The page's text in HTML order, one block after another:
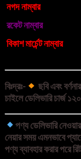
নগদ নাম্বার
রকেট নাম্বার
বিকাশ মার্চেন্ট নাম্বার
বিঃদ্রঃ-
ছবি এবং
চাইলে ডেলিভারি চার্জ
পণ্য ডেলিভারি
নেয়ার সময় এমনভাবে
পণ্য ব্যাবহার করার পরে